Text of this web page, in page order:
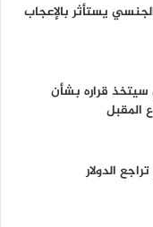
يستأثر بالإعجاب
قراره بشأن
المقبل
الدولار